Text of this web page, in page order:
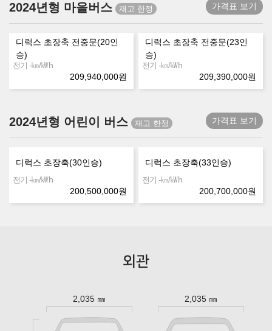
2024년형 마을버스 가격표 보기
디럭스 초장축 전중문(20인
승)
전기 -㎞/㎾h
209,940,000원
디럭스 초장축 전중문(23인
승)
전기 -㎞/㎾h
209,390,000원
2024년형 어린이 버스 가격표 보기
디럭스 초장축(30인승)
전기 -㎞/㎾h
200,500,000원
디럭스 초장축(33인승)
전기 -㎞/㎾h
200,700,000원
외관
2,035 ㎜ 2,035 ㎜